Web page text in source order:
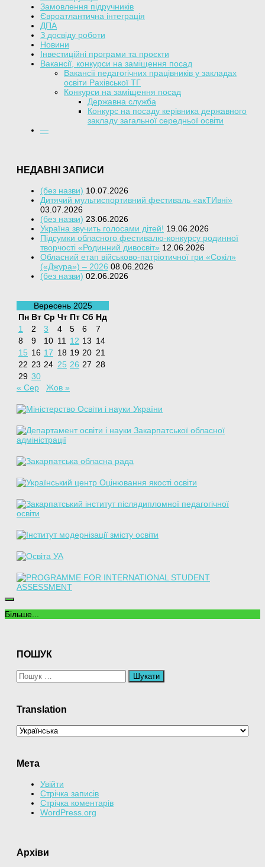
Замовлення підручників
Євроатлантична інтеграція
ДПА
З досвіду роботи
Новини
Інвестиційні програми та проєкти
Вакансії, конкурси на заміщення посад
Вакансії педагогічних працівників у закладах
освіти Рахівської ТГ
Конкурси на заміщення посад
Державна служба
Конкурс на посаду керівника державного
закладу загальної середньої освіти
—
НЕДАВНІ ЗАПИСИ
(без назви) 10.07.2026
Дитячий мультиспортивний фестиваль «акТИвні»
03.07.2026
(без назви) 23.06.2026
Україна звучить голосами дітей! 19.06.2026
Підсумки обласного фестивалю-конкурсу родинної
творчості «Родинний дивосвіт» 12.06.2026
Обласний етап військово-патріотичної гри «Сокіл»
(«Джура») – 2026 08.06.2026
(без назви) 02.06.2026
Вересень 2025
Пн Вт Ср Чт Пт Сб Нд
1
2 3 4 5 6
7
8
9 10 11 12 13 14
15 16 17 18 19 20 21
22 23 24 25 26 27 28
29 30
« Сер
Жов »
Більше...
ПОШУК
Пошук:
Translation
Мета
Увійти
Стрічка записів
Стрічка коментарів
WordPress.org
Архіви